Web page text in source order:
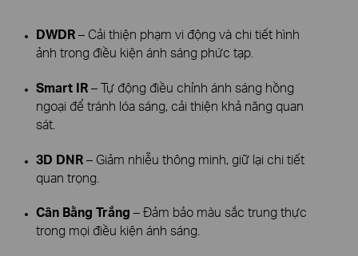
DWDR– Cải thiện phạm vi động và chi tiết hình
ảnh trong điều kiện ánh sáng phức tạp.
Smart IR– Tự động điều chỉnh ánh sáng hồng
ngoại để tránh lóa sáng, cải thiện khả năng quan
sát.
3D DNR– Giảm nhiễu thông minh, giữ lại chi tiết
quan trọng.
Cân Bằng Trắng – Đảm bảo màu sắc trung thực
trong mọi điều kiện ánh sáng.